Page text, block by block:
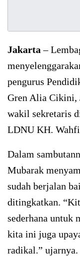
Jakarta –
pengurus
Gren Alia Cikini,
wakil sekretaris
LDNU KH.
Dalam
Mubarak
sudah berjalan
ditingkatkan.
sederhana untuk
kita ini juga
radikal.” ujarnya.